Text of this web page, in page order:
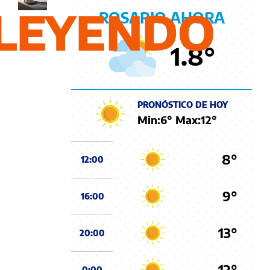
ROSARIO AHORA
1.8°
PRONÓSTICO DE HOY
Min:6° Max:12°
12:00 8°
16:00 9°
20:00 13°